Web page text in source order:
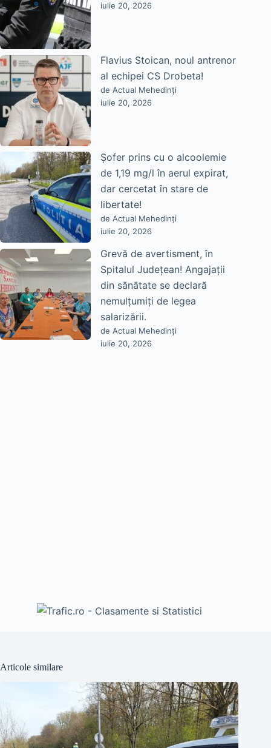
iulie 20, 2026
Flavius Stoican, noul antrenor
al echipei CS Drobeta!
de Actual Mehedinți
iulie 20, 2026
Șofer prins cu o alcoolemie
de 1,19 mg/l în aerul expirat,
dar cercetat în stare de
libertate!
de Actual Mehedinți
iulie 20, 2026
Grevă de avertisment, în
Spitalul Județean! Angajații
din sănătate se declară
nemulțumiți de legea
salarizării.
de Actual Mehedinți
iulie 20, 2026
Articole similare